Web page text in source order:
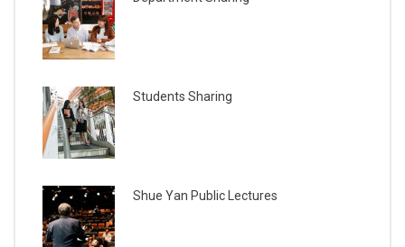
Students Sharing
Shue Yan Public Lectures